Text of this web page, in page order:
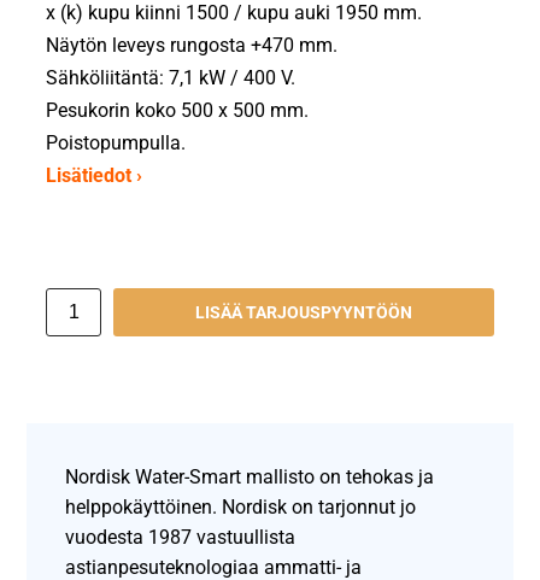
x (k) kupu kiinni 1500 / kupu auki 1950 mm.
Näytön leveys rungosta +470 mm.
Sähköliitäntä: 7,1 kW / 400 V.
Pesukorin koko 500 x 500 mm.
Poistopumpulla.
Lisätiedot ›
LISÄÄ TARJOUSPYYNTÖÖN
Nordisk Water-Smart mallisto on tehokas ja
helppokäyttöinen. Nordisk on tarjonnut jo
vuodesta 1987 vastuullista
astianpesuteknologiaa ammatti- ja